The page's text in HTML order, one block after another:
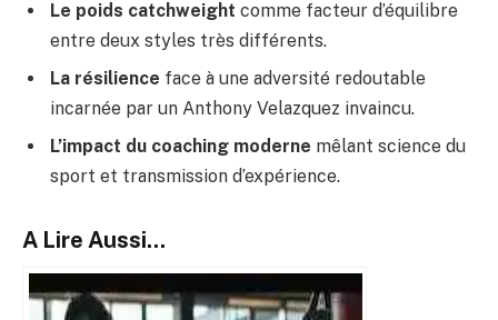
Le poids catchweight comme facteur d’équilibre
entre deux styles très différents.
La résilience face à une adversité redoutable
incarnée par un Anthony Velazquez invaincu.
L’impact du coaching moderne mêlant science du
sport et transmission d’expérience.
A Lire Aussi...